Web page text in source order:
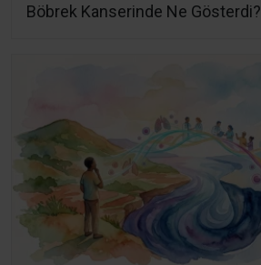
Böbrek Kanserinde Ne Gösterdi?